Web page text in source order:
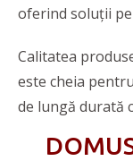
oferind soluții
Calitatea
este cheia
de lungă durată